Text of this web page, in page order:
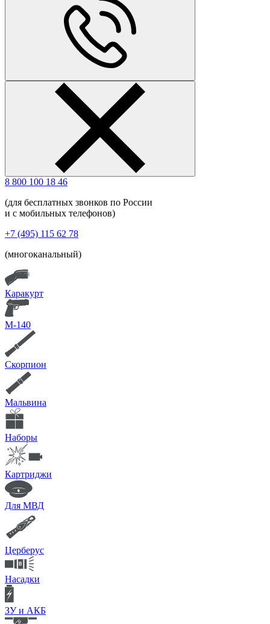
8 800 100 18 46
(для бесплатных звонков по России
и с мобильных телефонов)
+7 (495) 115 62 78
(многоканальный)
Каракурт
М-140
Скорпион
Мальвина
Наборы
Картриджи
Для МВД
Церберус
Насадки
ЗУ и АКБ